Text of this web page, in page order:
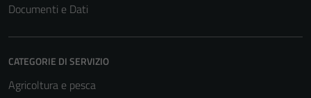
Documenti e Dati
CATEGORIE DI SERVIZIO
Agricoltura e pesca